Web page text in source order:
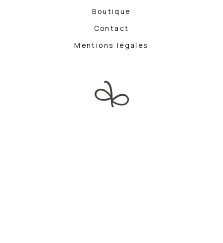
Boutique
Contact
Mentions légales